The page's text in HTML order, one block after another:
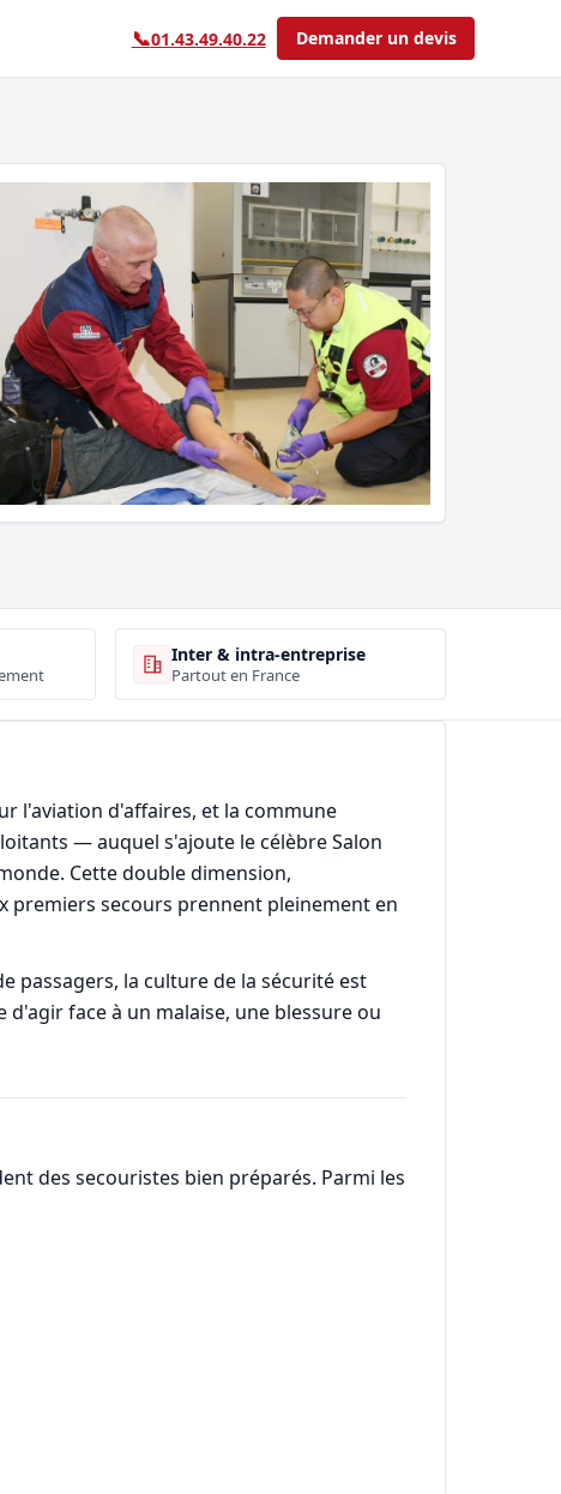
📞01.43.49.40.22 Demander un devis
Inter & intra-entreprise
Partout en France
l'aviation d'affaires, et la commune
— auquel s'ajoute le célèbre Salon
Cette double dimension,
premiers secours prennent pleinement en
passagers, la culture de la sécurité est
face à un malaise, une blessure ou
des secouristes bien préparés. Parmi les